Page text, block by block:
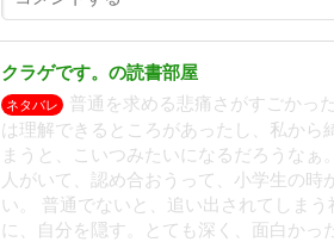
クラゲです。の読書部屋
ネタバレ
普通を求める悲痛さがすごかっ
は理解できるところがあったし、私から
まうと、こいつみたいになるだろうな
人がいて、認め合おうって、小学生の時
い。 普通でないと、追い出されてしま
に、自分を隠す。とても深く、面白かっ